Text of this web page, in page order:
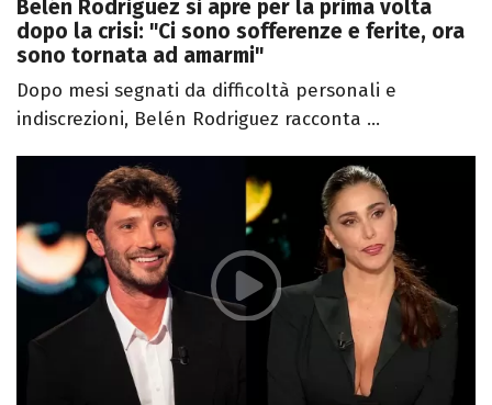
Belén Rodriguez si apre per la prima volta
dopo la crisi: "Ci sono sofferenze e ferite, ora
sono tornata ad amarmi"
Dopo mesi segnati da difficoltà personali e
indiscrezioni, Belén Rodriguez racconta ...